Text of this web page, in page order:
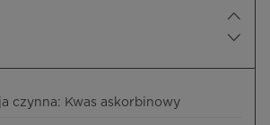
czynna: Kwas askorbinowy